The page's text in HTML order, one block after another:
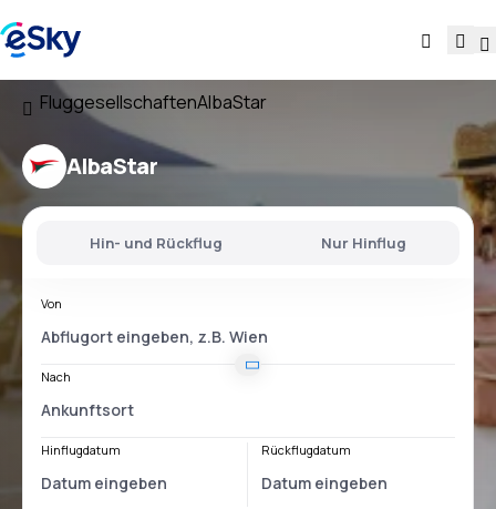
FluggesellschaftenAlbaStar
AlbaStar
Hin- und Rückflug Nur Hinflug
Von
Nach
Hinflugdatum Rückflugdatum